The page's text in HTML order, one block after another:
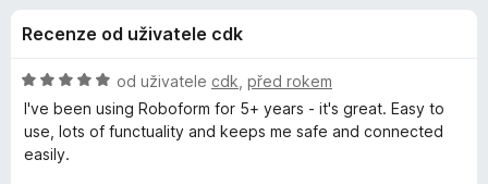
e
i
r
d
o
,
z
5
Recenze od uživatele cdk
H
o
d
n
od uživatele cdk před rokem
I've been using Roboform for 5+ years - it's great. Easy to
use, lots of functuality and keeps me safe and connected
easily.